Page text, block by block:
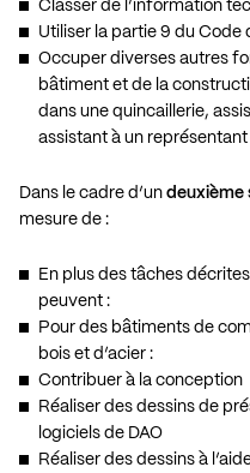
Classer de l’information
Utiliser la partie 9 du
Occuper diverses autres
bâtiment et de la
dans une quincaillerie,
assistant à un
Dans le cadre d’un deuxième
mesure de :
En plus des tâches
peuvent :
Pour des bâtiments de
bois et d’acier :
Contribuer à la conception
Réaliser des dessins de
logiciels de DAO
Réaliser des dessins à